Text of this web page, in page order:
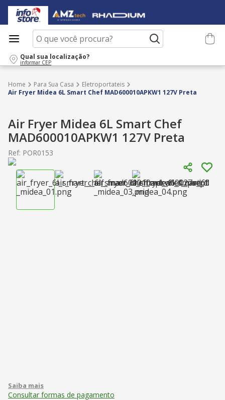
O que você procura?
Qual sua localização?
informar CEP
Para Sua Casa
Eletroportateis
Air Fryer Midea 6L Smart Chef MAD600010APKW1 127V Preta
Air Fryer Midea 6L Smart Chef
MAD600010APKW1 127V Preta
Ref: POR0153
Consultar formas de pagamento